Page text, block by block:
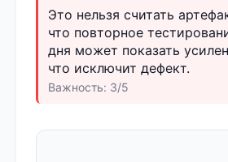
Это нельзя считать
что повторное
дня может показать
что исключит дефект.
Важность: 3/5